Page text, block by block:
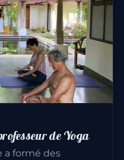
de Yoga
a formé des